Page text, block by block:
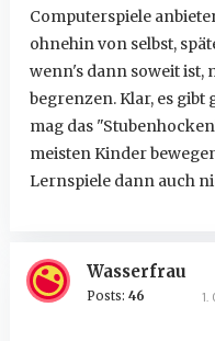
Computerspiele
ohnehin von selbst,
wenn's dann soweit ist,
begrenzen. Klar, es gibt
mag das
meisten Kinder
Lernspiele dann auch
Wasserfrau
Posts: 46 1.